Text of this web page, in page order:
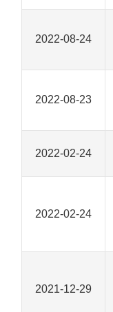
2022-08-24
2022-08-23
2022-02-24
2022-02-24
2021-12-29